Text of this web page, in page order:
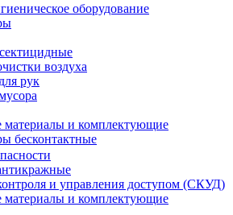
оборудование
воздуха
рук
материалы и комплектующие
бесконтактные
и управления доступом (СКУД)
материалы и комплектующие